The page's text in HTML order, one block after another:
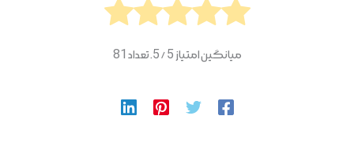
میانگین امتیاز 5/ 5. تعداد 81